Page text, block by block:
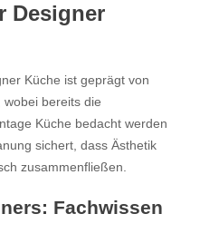
Designer
Küche ist geprägt von
bereits die
Küche bedacht werden
sichert, dass Ästhetik
zusammenfließen.
Fachwissen